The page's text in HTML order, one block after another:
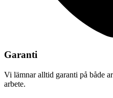
Garanti
Vi lämnar alltid garanti på både
arbete.